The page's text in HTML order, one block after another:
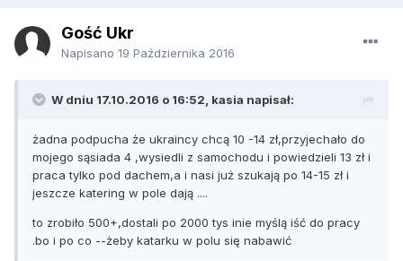
Gość Ukr
Napisano 19 Października 2016
W dniu 17.10.2016 o 16:52, kasia napisał:
żadna podpucha że ukraincy chcą 10 -14 zł,przyjechało do
mojego sąsiada 4 ,wysiedli z samochodu i powiedzieli 13 zł i
praca tylko pod dachem,a i nasi już szukają po 14-15 zł i
jeszcze katering w pole dają ....
to zrobiło 500+,dostali po 2000 tys inie myślą iść do pracy
.bo i po co --żeby katarku w polu się nabawić